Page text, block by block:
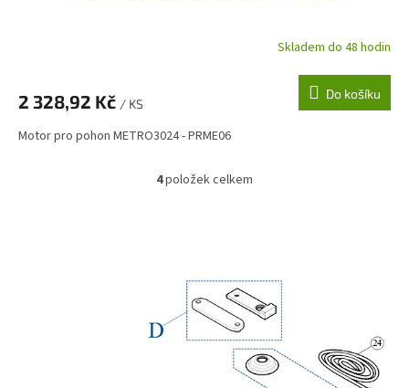
Skladem do 48 hodin
2 328,92 Kč / KS
Do košíku
Motor pro pohon METRO3024 - PRME06
O
í
p
r
4položek celkem